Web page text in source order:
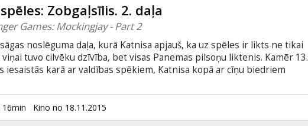
Zobgaļsīlis. 2. daļa
Games: Mockingjay - Part 2
noslēguma daļa, kurā Katnisa apjauš, ka uz spēles ir likts ne tikai
tuvo cilvēku dzīvība, bet visas Panemas pilsoņu liktenis. Kamēr 13.
iesaistās karā ar valdības spēkiem, Katnisa kopā ar cīņu biedriem
rūgta garša un Katnisu gaida daudz nopietnāks pārbaudījums nekā
Bada Spēļu arēnā. Filma angļu valodā ar subtitriem latviešu un krievu
16min Kino no 18.11.2015